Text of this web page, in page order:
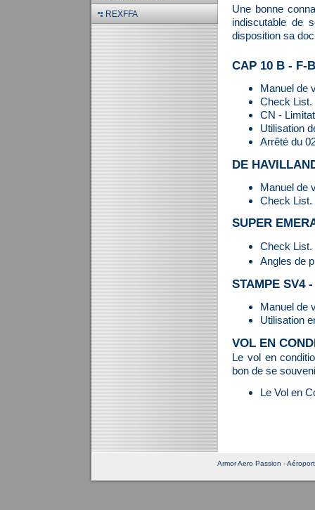
REXFFA
Une bonne
indiscutable de
disposition sa
CAP 10 B - F-
Manuel de
Check List.
CN -
Utilisation
Arrêté du
DE
Manuel de
Check List.
SUPER
Check List.
Angles de
STAMPE SV4
Manuel de
Utilisation
VOL EN
Le vol en
bon de se
Le Vol en
Armor Aero Passion -